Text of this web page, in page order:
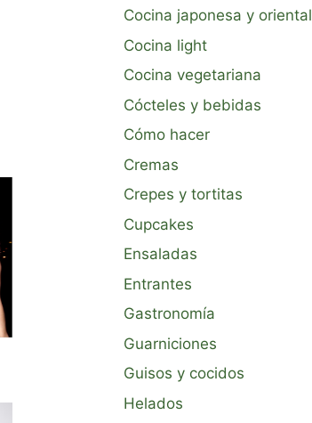
Cocina japonesa y oriental
Cocina light
Cocina vegetariana
Cócteles y bebidas
Cómo hacer
Cremas
Crepes y tortitas
Cupcakes
Ensaladas
Entrantes
Gastronomía
Guarniciones
Guisos y cocidos
Helados